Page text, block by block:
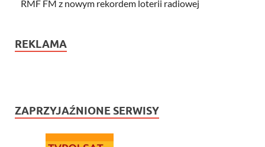
RMF FM z nowym rekordem loterii radiowej
REKLAMA
ZAPRZYJAŹNIONE SERWISY